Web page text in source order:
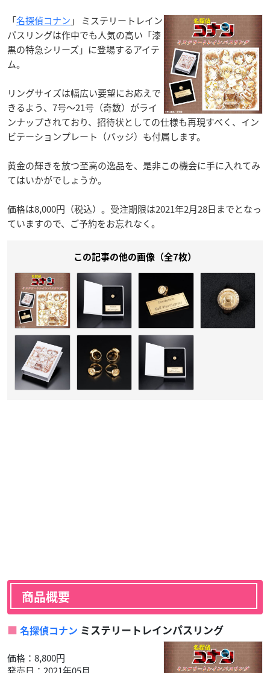
「名探偵コナン 」 ミステリートレイン
パスリングは作中でも人気の高い「漆
黒の特急シリーズ」に登場するアイテ
ム。
リングサイズは幅広い要望にお応えで
きるよう、7号～21号（奇数）がライ
ンナップされており、招待状としての仕様も再現すべく、イン
ビテーションプレート（バッジ）も付属します。
黄金の輝きを放つ至高の逸品を、是非この機会に手に入れてみ
てはいかがでしょうか。
価格は8,000円（税込）。受注期限は2021年2月28日までとなっ
ていますので、ご予約をお忘れなく。
この記事の他の画像（全7枚）
商品概要
名探偵コナン ミステリートレインパスリング
価格：8,800円